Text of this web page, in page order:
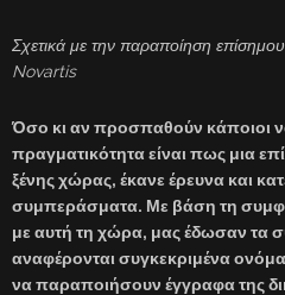
Σχετικά με την παραποίηση
Novartis
Όσο κι αν προσπαθούν κάποιοι
πραγματικότητα είναι πως μια
ξένης χώρας, έκανε έρευνα και
συμπεράσματα. Με βάση τη
με αυτή τη χώρα, μας έδωσαν τα
αναφέρονται συγκεκριμένα
να παραποιήσουν έγγραφα της